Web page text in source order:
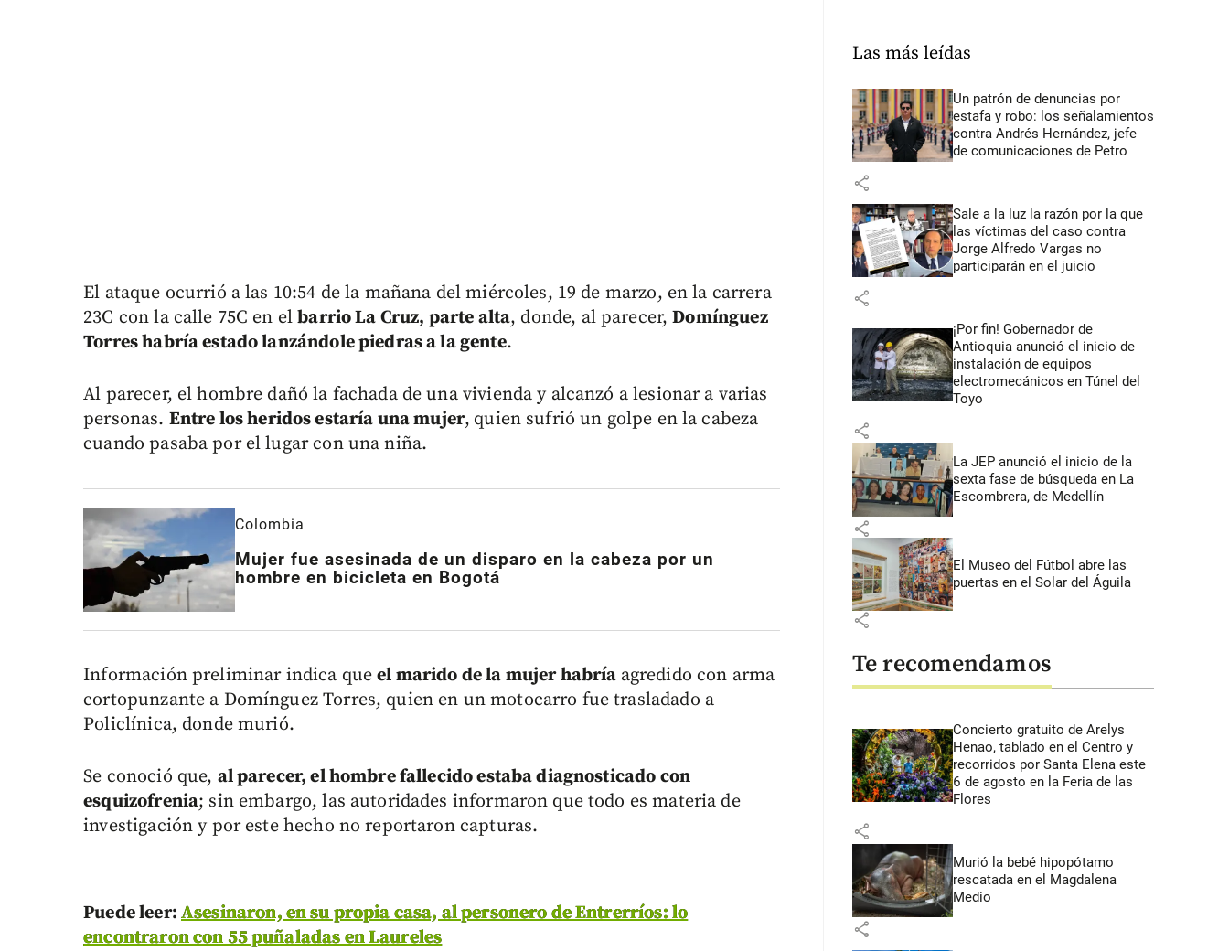
El ataque ocurrió a las 10:54 de la mañana del miércoles, 19 de marzo, en la carrera
23C con la calle 75C en elbarrio La Cruz, parte alta, donde, al parecer,Domínguez
Torres habría estado lanzándole piedras a la gente.
Al parecer, el hombre dañó la fachada de una vivienda y alcanzó a lesionar a varias
personas. Entre los heridos estaría una mujer, quien sufrió un golpe en la cabeza
cuando pasaba por el lugar con una niña.
Colombia
Mujer fue asesinada de un disparo en la cabeza por un
hombre en bicicleta en Bogotá
Información preliminar indica queel marido de la mujer habría agredido con arma
cortopunzante a Domínguez Torres, quien en un motocarro fue trasladado a
Policlínica, donde murió.
Se conoció que, al parecer, el hombre fallecido estaba diagnosticado con
esquizofrenia; sin embargo, las autoridades informaron que todo es materia de
investigación y por este hecho no reportaron capturas.
Puede leer: Asesinaron, en su propia casa, al personero de Entrerríos: lo
encontraron con 55 puñaladas en Laureles
Las más leídas
Un patrón de denuncias por
estafa y robo: los señalamientos
contra Andrés Hernández, jefe
de comunicaciones de Petro
share
Sale a la luz la razón por la que
las víctimas del caso contra
Jorge Alfredo Vargas no
participarán en el juicio
share
¡Por fin! Gobernador de
Antioquia anunció el inicio de
instalación de equipos
electromecánicos en Túnel del
Toyo
share
La JEP anunció el inicio de la
sexta fase de búsqueda en La
Escombrera, de Medellín
share
El Museo del Fútbol abre las
puertas en el Solar del Águila
share
Te recomendamos
Concierto gratuito de Arelys
Henao, tablado en el Centro y
recorridos por Santa Elena este
6 de agosto en la Feria de las
Flores
share
Murió la bebé hipopótamo
rescatada en el Magdalena
Medio
share